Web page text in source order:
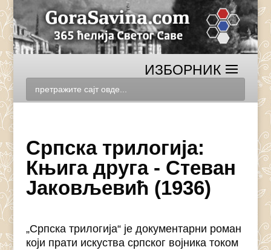
Српска трилогија:
Књига друга - Стеван
Јаковљевић (1936)
„Српска трилогија“ је документарни роман
који прати искуства српског војника током